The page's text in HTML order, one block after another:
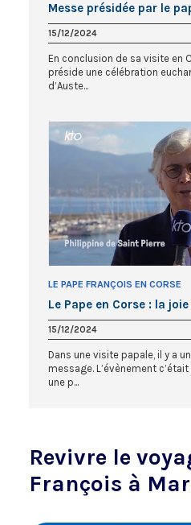
Messe présidée par le
15/12/2024
En conclusion de sa visite en
préside une célébration
d’Auste...
LE PAPE FRANÇOIS EN CORSE
Le Pape en Corse : la
15/12/2024
Dans une visite papale, il y a
message. L’évènement c’était
une p...
Revivre le
François à